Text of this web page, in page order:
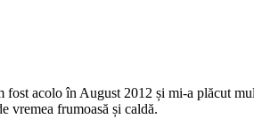
fost acolo în August 2012 și mi-a plăcut
vremea frumoasă și caldă.